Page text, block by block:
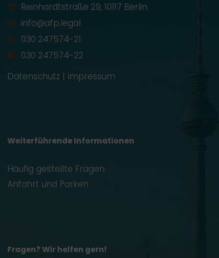
Reinhardtstraße 29, 10117 Berlin
info@afp.legal
030 247574-21
030 247574-22
Datenschutz | Impressum
Weiterführende Informationen
Häufig gestellte Fragen
Anfahrt und Parken
Fragen? Wir helfen gern!